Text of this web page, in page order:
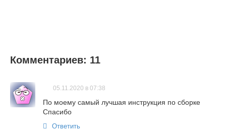
Комментариев: 11
05.11.2020 в 07:38
По моему самый лучшая инструкция по сборке
Спасибо
Ответить